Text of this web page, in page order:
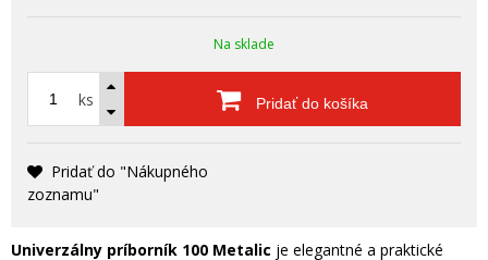
Na sklade
ks Pridať do košíka
Pridať do "Nákupného
zoznamu"
Univerzálny príborník 100 Metalic je elegantné a praktické